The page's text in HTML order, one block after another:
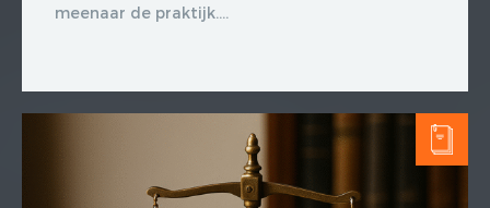
meenaar de praktijk....